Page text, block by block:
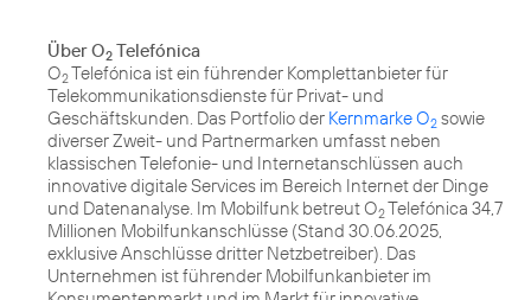
Über O2 Telefónica
O2Telefónica ist ein führender Komplettanbieter für
Telekommunikationsdienste für Privat- und
Geschäftskunden. Das Portfolio der Kernmarke O2 sowie
diverser Zweit- und Partnermarken umfasst neben
klassischen Telefonie- und Internetanschlüssen auch
innovative digitale Services im Bereich Internet der Dinge
und Datenanalyse. Im Mobilfunk betreut O2Telefónica 34,7
Millionen Mobilfunkanschlüsse (Stand 30.06.2025,
exklusive Anschlüsse dritter Netzbetreiber). Das
Unternehmen ist führender Mobilfunkanbieter im